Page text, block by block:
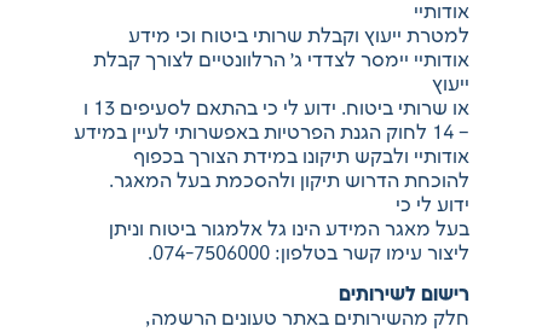
אודותיי
למטרת ייעוץ וקבלת שרותי ביטוח וכי מידע
אודותיי יימסר לצדדי ג׳ הרלוונטיים לצורך קבלת
ייעוץ
או שרותי ביטוח. ידוע לי כי בהתאם לסעיפים 13 ו
– 14 לחוק הגנת הפרטיות באפשרותי לעיין במידע
אודותיי ולבקש תיקונו במידת הצורך בכפוף
להוכחת הדרוש תיקון ולהסכמת בעל המאגר.
ידוע לי כי
בעל מאגר המידע הינו גל אלמגור ביטוח וניתן
ליצור עימו קשר בטלפון: 074-7506000.
רישום לשירותים
חלק מהשירותים באתר טעונים הרשמה,